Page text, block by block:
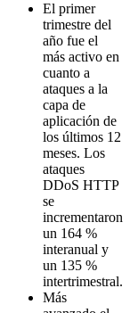
El primer
trimestre del
año fue el
más activo en
cuanto a
ataques a la
capa de
aplicación de
los últimos 12
meses. Los
ataques
DDoS HTTP
se
incrementaron
un 164 %
interanual y
un 135 %
intertrimestral.
Más